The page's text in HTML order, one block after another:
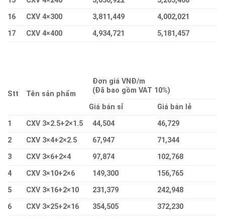
16
CXV 4×300 3,811,449
4,002,021
17
CXV 4×400 4,934,721 5,181,457
Stt Tên sản phẩm
Đơn giá VNĐ/m
(Đã bao gồm VAT 10%)
Giá bán sỉ
Giá bán lẻ
1
CXV 3×2.5+2×1.5 44,504
46,729
2
CXV 3×4+2×2.5 67,947
71,344
3
CXV 3×6+2×4 97,874
102,768
4
CXV 3×10+2×6 149,300
156,765
5
CXV 3×16+2×10 231,379
242,948
6
CXV 3×25+2×16 354,505
372,230